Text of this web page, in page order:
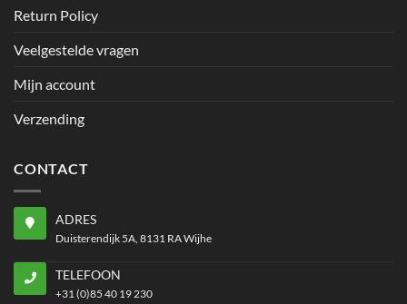
Return Policy
Veelgestelde vragen
Mijn account
Verzending
CONTACT
ADRES
Duisterendijk 5A, 8131 RA Wijhe
TELEFOON
+31 (0)85 40 19 230